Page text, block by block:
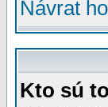
Návrat
Kto sú